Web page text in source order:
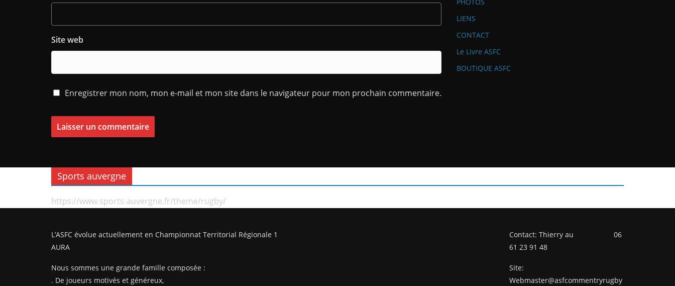
Site web
Enregistrer mon nom, mon e-mail et mon site dans le navigateur pour mon prochain commentaire.
LIENS
CONTACT
Le Livre ASFC
BOUTIQUE ASFC
Sports auvergne
https://www.sports-auvergne.fr/theme/rugby/
L’ASFC évolue actuellement en Championnat Territorial Régionale 1
AURA
Nous sommes une grande famille composée :
. De joueurs motivés et généreux,
Contact: Thierry au 06
61 23 91 48
Site:
Webmaster@asfcommentryrugby